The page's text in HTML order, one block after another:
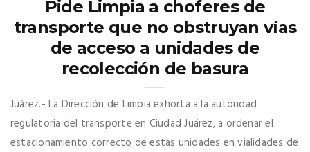
Pide Limpia a choferes de
transporte que no obstruyan vías
de acceso a unidades de
recolección de basura
Juárez.- La Dirección de Limpia exhorta a la autoridad
regulatoria del transporte en Ciudad Juárez, a ordenar el
estacionamiento correcto de estas unidades en vialidades de